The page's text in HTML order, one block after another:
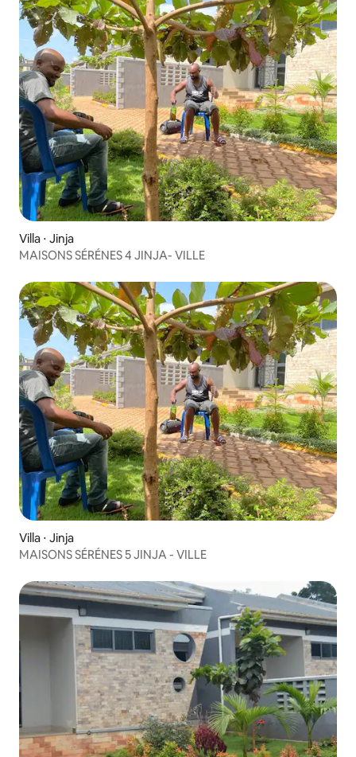
Villa ⋅ Jinja
MAISONS SÉRÉNES 4 JINJA- VILLE
Villa ⋅ Jinja
MAISONS SÉRÉNES 5 JINJA - VILLE